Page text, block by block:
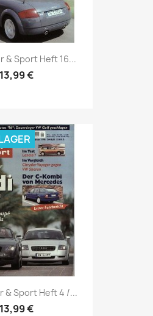
Vorschau
& Sport Heft 16...
13,99 €
Vorschau
& Sport Heft 4 /...
13,99 €